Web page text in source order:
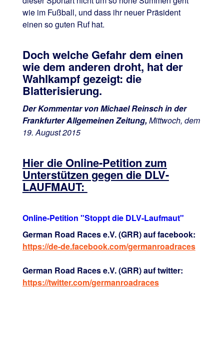
wie im Fußball, und dass ihr neuer Präsident
einen so guten Ruf hat.
Doch welche Gefahr dem einen
wie dem anderen droht, hat der
Wahlkampf gezeigt: die
Blatterisierung.
Der Kommentar von Michael Reinsch in der
Frankfurter Allgemeinen Zeitung,Mittwoch, dem
19. August 2015
Hier die Online-Petition zum
Unterstützen gegen die DLV-
LAUFMAUT:
Online-Petition "Stoppt die DLV-Laufmaut"
German Road Races e.V. (GRR) auf facebook:
https://de-de.facebook.com/germanroadraces
German Road Races e.V. (GRR) auf twitter:
https://twitter.com/germanroadraces